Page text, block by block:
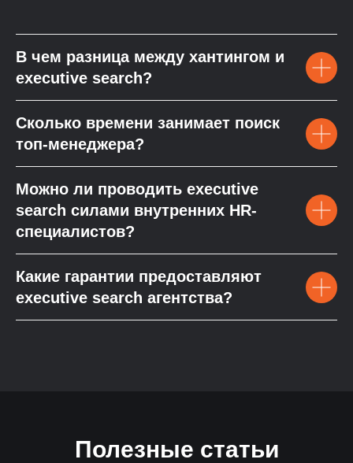
В чем разница между хантингом и
executive search?
Сколько времени занимает поиск
топ-менеджера?
Можно ли проводить executive
search силами внутренних HR-
специалистов?
Какие гарантии предоставляют
executive search агентства?
Полезные статьи